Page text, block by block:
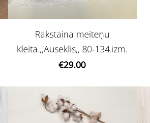
Rakstaina meiteņu
kleita.,,Auseklis,, 80-134.izm.
€29.00